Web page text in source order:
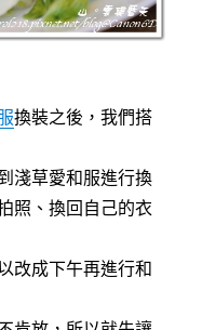
求
籤、
浪
人
男〉
換裝之後，我們搭
淺草愛和服進行換
照、換回自己的衣
改成下午再進行和